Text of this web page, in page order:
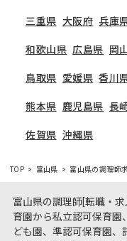
三重県 大阪府 兵庫
和歌山県 広島県 岡
鳥取県 愛媛県 香川
熊本県 鹿児島県 長
佐賀県 沖縄県
TOP 富山県 富山県の調理師
富山県の調理師[転職・
育園から私立認可保育園
ども園、準認可保育園、